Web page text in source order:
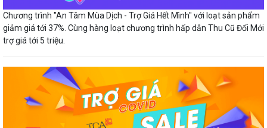
Chương trình "An Tâm Mùa Dịch - Trợ Giá Hết Mình" với loạt sản phẩm
giảm giá tới 37%. Cùng hàng loạt chương trình hấp dẫn Thu Cũ Đổi Mới
trợ giá tới 5 triệu.